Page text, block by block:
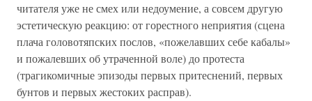
читателя уже не смех или недоумение, а совсем другую
эстетическую реакцию: от горестного неприятия (сцена
плача головотяпских послов, «пожелавших себе кабалы»
и пожалевших об утраченной воле) до протеста
(трагикомичные эпизоды первых притеснений, первых
бунтов и первых жестоких расправ).